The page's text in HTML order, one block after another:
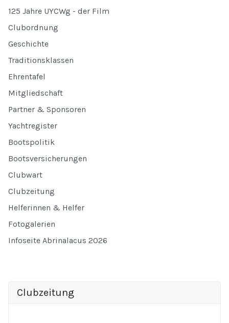
125 Jahre UYCWg - der Film
Clubordnung
Geschichte
Traditionsklassen
Ehrentafel
Mitgliedschaft
Partner & Sponsoren
Yachtregister
Bootspolitik
Bootsversicherungen
Clubwart
Clubzeitung
Helferinnen & Helfer
Fotogalerien
Infoseite Abrinalacus 2026
Clubzeitung